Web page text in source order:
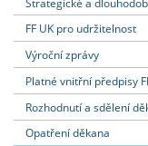
FF UK pro udržitelnost
Výroční zprávy
Platné vnitřní předpisy
Rozhodnutí a sdělení
Opatření děkana